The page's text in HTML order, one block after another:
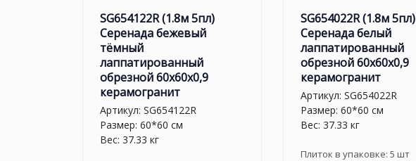
SG654122R (1.8м 5пл)
Серенада бежевый
тёмный
лаппатированный
обрезной 60x60x0,9
керамогранит
Артикул: SG654122R
Размер: 60*60 см
Вес: 37.33 кг
SG654022R (1.8м 5пл)
Серенада белый
лаппатированный
обрезной 60x60x0,9
керамогранит
Артикул: SG654022R
Размер: 60*60 см
Вес: 37.33 кг
Плиток в упаковке: 5 шт